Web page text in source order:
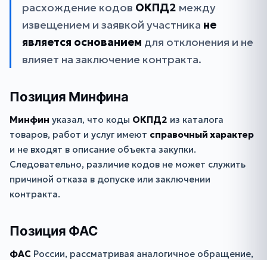
расхождение кодов ОКПД2 между
извещением и заявкой участника не
является основанием для отклонения и не
влияет на заключение контракта.
Позиция Минфина
Минфин указал, что коды ОКПД2 из каталога
товаров, работ и услуг имеют справочный характер
и не входят в описание объекта закупки.
Следовательно, различие кодов не может служить
причиной отказа в допуске или заключении
контракта.
Позиция ФАС
ФАС России, рассматривая аналогичное обращение,